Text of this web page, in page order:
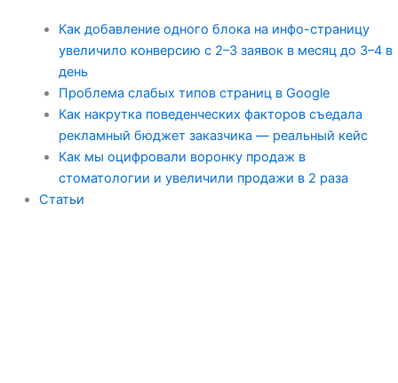
Как добавление одного блока на инфо-страницу
увеличило конверсию с 2–3 заявок в месяц до 3–4 в
день
Проблема слабых типов страниц в Google
Как накрутка поведенческих факторов съедала
рекламный бюджет заказчика — реальный кейс
Как мы оцифровали воронку продаж в
стоматологии и увеличили продажи в 2 раза
Статьи